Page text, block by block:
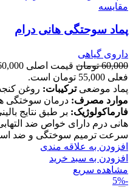
مقایسه
پماد سوحتگی هانی درام
داروی گیاهی
60,000 تومان قیمت اصلی 60,000 تومان بود.
فعلی 55,000 تومان است.
پماد موضعیترکیبات: روغن
موارد مصرف: درمان سوختگی های
فارماکولوژیک: بر طبق نتایج
هانی درم دارای خواص ضد
سرعت ترمیم سوختگی و ضد
افزودن به علاقه مندی
افزودن به سبد خرید
مشاهده سریع
-5%